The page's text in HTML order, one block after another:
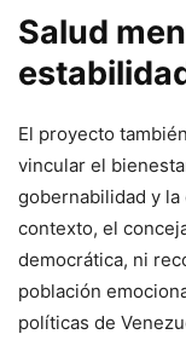
Salud
El proyecto
vincular el
gobernabilidad y la
contexto, el
democrática, ni
población
políticas de